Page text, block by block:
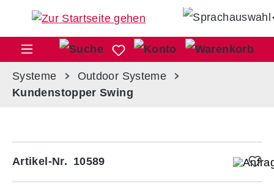
Zum Hauptinhalt springen
Systeme
Outdoor Systeme
Kundenstopper Swing
Bildergalerie überspringen
Artikel-Nr. 10589